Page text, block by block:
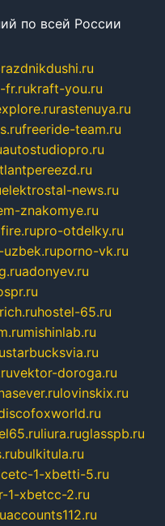
по всей России
fr.rukraft-you.ru
rastenuya.ru
freeride-team.ru
autostudiopro.ru
elektrostal-news.ru
znakomye.ru
pro-otdelky.ru
uzbek.ruporno-vk.ru
adonyev.ru
hostel-65.ru
mishinlab.ru
starbucksvia.ru
vektor-doroga.ru
lovinskix.ru
liura.ruglasspb.ru
bulkitula.ru
1-xbetti-5.ru
1-xbetcc-2.ru
accounts112.ru